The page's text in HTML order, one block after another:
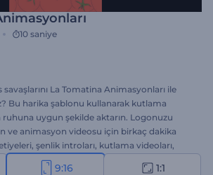
10 saniye
La Tomatina Animasyonları ile
Bu harika şablonu kullanarak kutlama
ruhuna uygun şekilde aktarın. Logonuzu
ve animasyon videosu için birkaç dakika
şenlik introları, kutlama videoları,
mükemmel bir seçenek. Hemen deneyin!
9:16 1:1